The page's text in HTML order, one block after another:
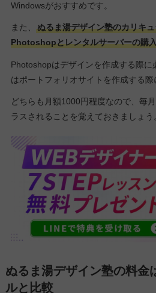
Windowsがおすすめです。
また、
ぬるま湯デザイン塾のカリキ
Photoshopとレンタルサーバーの購
Photoshopはデザインを作成する際に
はポートフォリオサイトを作成する際
どちらも月額1000円程度なので、毎
ラスされることを覚えておきましょう
ぬるま湯デザイン塾の料金
ルと比較